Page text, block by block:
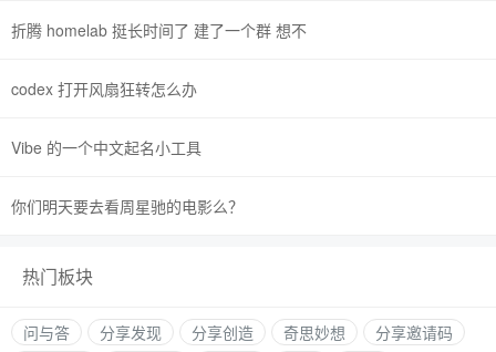
折腾 homelab 挺长时间了 建了一个群 想不
codex 打开风扇狂转怎么办
Vibe 的一个中文起名小工具
你们明天要去看周星驰的电影么？
热门板块
问与答 分享发现 分享创造 奇思妙想
分享邀请码